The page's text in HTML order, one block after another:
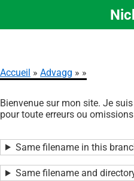
Aller
principal
d'Ariane
Accueil Advagg
Bienvenue sur mon site. Je
pour toute erreurs ou
Same filename in this
Same filename and